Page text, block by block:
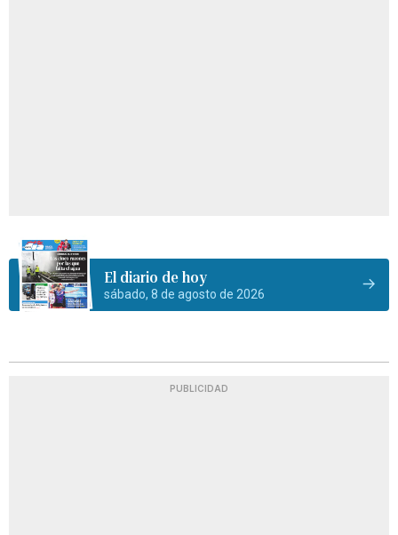
El diario de hoy
sábado, 8 de agosto de 2026
PUBLICIDAD